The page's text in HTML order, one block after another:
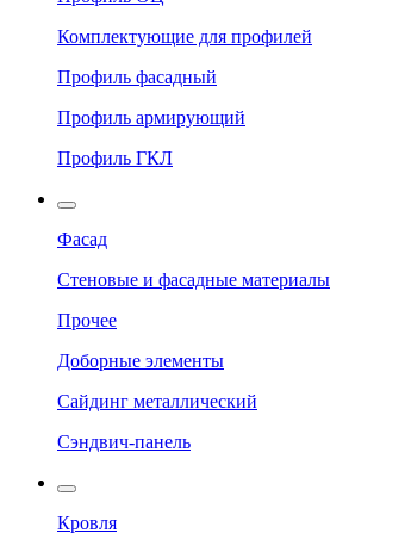
Комплектующие для профилей
Профиль фасадный
Профиль армирующий
Профиль ГКЛ
Фасад
Стеновые и фасадные материалы
Прочее
Доборные элементы
Сайдинг металлический
Сэндвич-панель
Кровля